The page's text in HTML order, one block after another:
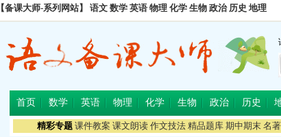
【备课大师-系列网站】 语文 数学 英语 物理 化学 生物 政治 历史 地理
首页 数学 英语 物理 化学 生物 政治 历史
精彩专题 课件教案 课文朗读 作文技法 精品题库 期中期末 名